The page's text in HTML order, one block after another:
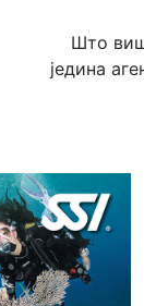
Што
једина